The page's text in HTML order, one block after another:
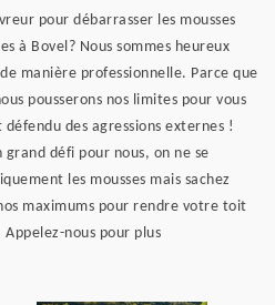
pour débarrasser les mousses
à Bovel? Nous sommes heureux
manière professionnelle. Parce que
pousserons nos limites pour vous
des agressions externes !
défi pour nous, on ne se
les mousses mais sachez
maximums pour rendre votre toit
nous pour plus